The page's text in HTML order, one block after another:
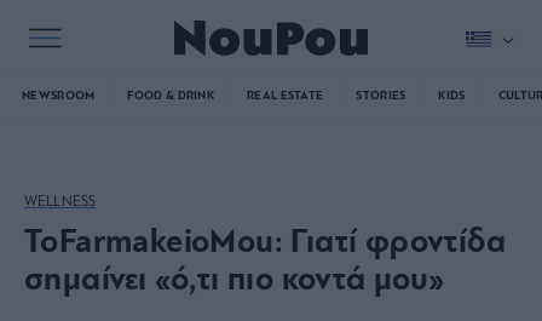
NEWSROOM FOOD & DRINK REAL ESTATE STORIES KIDS
WELLNESS
ToFarmakeioMou: Γιατί φροντίδα
σημαίνει «ό,τι πιο κοντά μου»